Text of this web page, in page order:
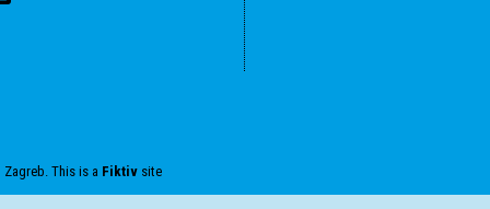
This is a Fiktiv site